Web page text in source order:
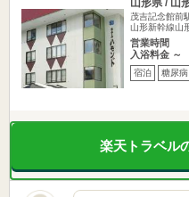
茂吉記念館前
山形新幹線山
営業時間
入浴料金 ～
宿泊 糖尿病
楽天トラベル